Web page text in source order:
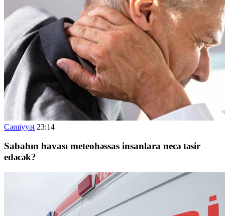
Cəmiyyət 23:14
Sabahın havası meteohəssas insanlara necə təsir
edəcək?